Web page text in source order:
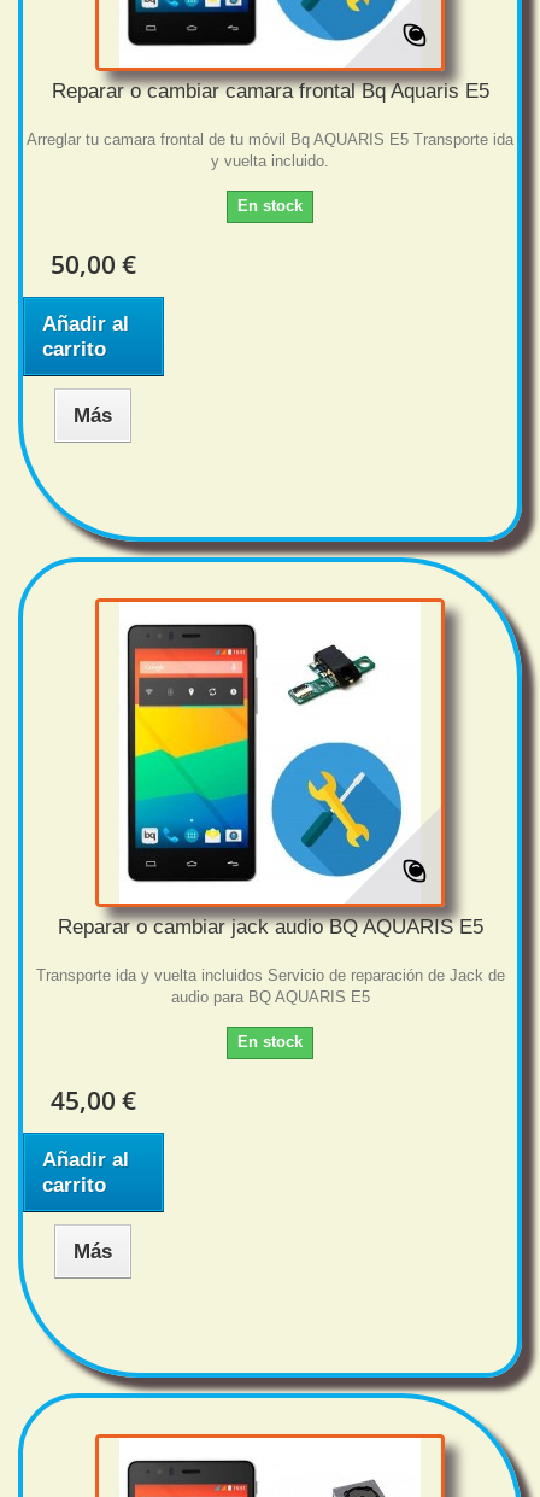
Reparar o cambiar camara frontal Bq Aquaris E5
Arreglar tu camara frontal de tu móvil Bq AQUARIS E5 Transporte ida
y vuelta incluido.
En stock
50,00 €
Añadir al
carrito
Más
Reparar o cambiar jack audio BQ AQUARIS E5
Transporte ida y vuelta incluidos Servicio de reparación de Jack de
audio para BQ AQUARIS E5
En stock
45,00 €
Añadir al
carrito
Más